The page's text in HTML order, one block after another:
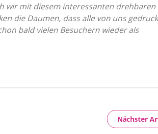
wir mit diesem interessanten drehbaren
die Daumen, dass alle von uns
bald vielen Besuchern wieder als
Nächster